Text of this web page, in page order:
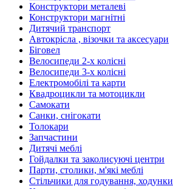
Конструктори металеві
Конструктори магнітні
Дитячий транспорт
Автокрісла , візочки та аксесуари
Біговел
Велосипеди 2-х колісні
Велосипеди 3-х колісні
Електромобілі та карти
Квадроцикли та мотоцикли
Самокати
Санки, снігокати
Толокари
Запчастини
Дитячі меблі
Гойдалки та заколисуючі центри
Парти, столики, м'які меблі
Стільчики для годування, ходунки